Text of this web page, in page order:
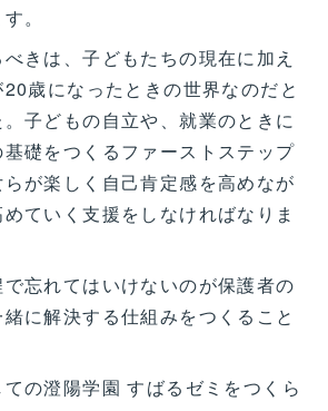
。
きは、子どもたちの現在に加え
歳になったときの世界なのだと
子どもの自立や、就業のときに
礎をつくるファーストステップ
が楽しく自己肯定感を高めなが
ていく支援をしなければなりま
忘れてはいけないのが保護者の
に解決する仕組みをつくること
の澄陽学園 すばるゼミをつくら